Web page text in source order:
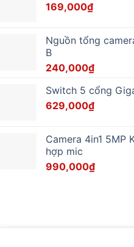
169,000₫
Nguồn tổng
B
240,000₫
Switch 5 cổng
629,000₫
Camera 4in1 5MP
hợp mic
990,000₫